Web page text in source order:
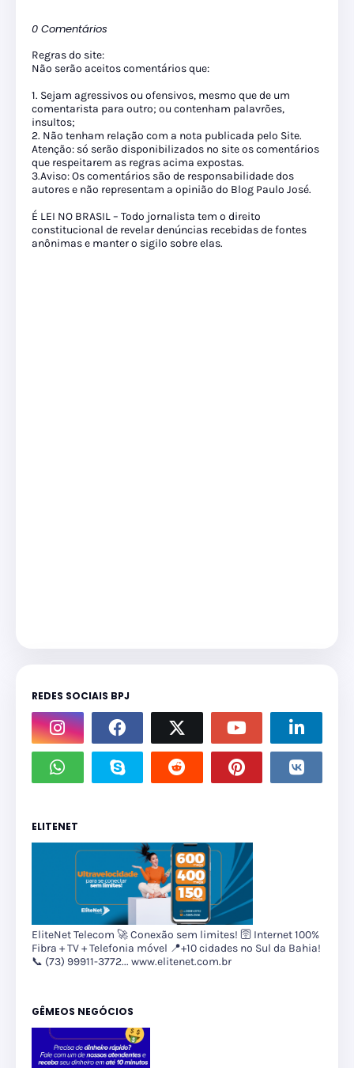
0 Comentários
Regras do site:
Não serão aceitos comentários que:
1. Sejam agressivos ou ofensivos, mesmo que de um
comentarista para outro; ou contenham palavrões,
insultos;
2. Não tenham relação com a nota publicada pelo Site.
Atenção: só serão disponibilizados no site os comentários
que respeitarem as regras acima expostas.
3.Aviso: Os comentários são de responsabilidade dos
autores e não representam a opinião do Blog Paulo José.
É LEI NO BRASIL – Todo jornalista tem o direito
constitucional de revelar denúncias recebidas de fontes
anônimas e manter o sigilo sobre elas.
REDES SOCIAIS BPJ
ELITENET
EliteNet Telecom 🚀 Conexão sem limites! 🛜 Internet 100%
Fibra + TV + Telefonia móvel 📍+10 cidades no Sul da Bahia!
📞 (73) 99911-3772... www.elitenet.com.br
GÊMEOS NEGÓCIOS